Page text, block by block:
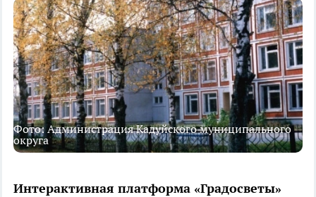
Фото: Администрация Кадуйского муниципального
округа
Интерактивная платформа «Градосветы»